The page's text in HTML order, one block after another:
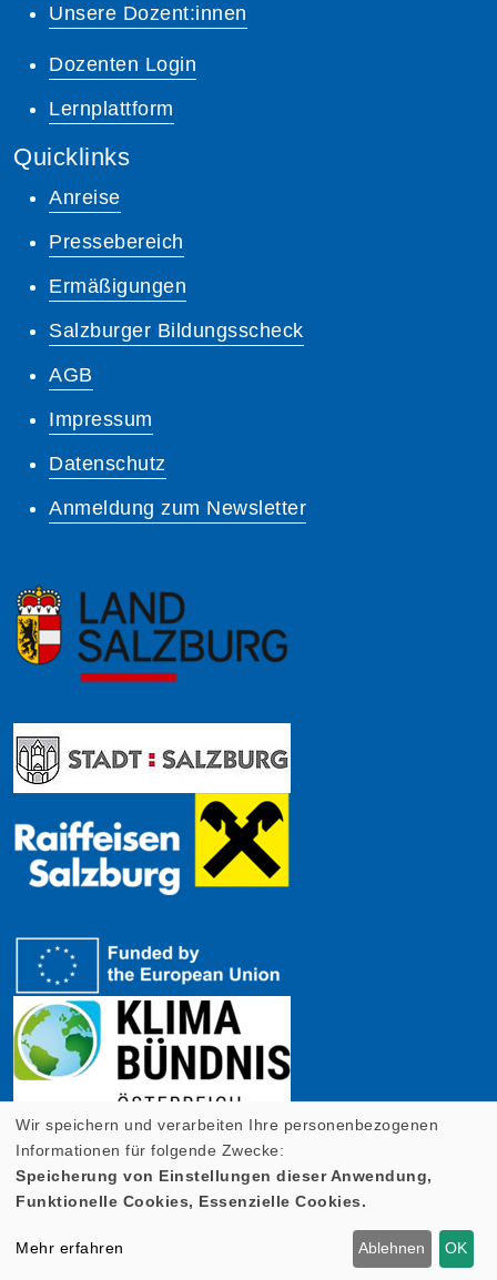
Unsere Dozent:innen
Dozenten Login
Lernplattform
Quicklinks
Anreise
Pressebereich
Ermäßigungen
Salzburger Bildungsscheck
AGB
Impressum
Datenschutz
Anmeldung zum Newsletter
Cookie Einstellungen
Wir speichern und verarbeiten Ihre personenbezogenen
Informationen für folgende Zwecke:
Speicherung von Einstellungen dieser Anwendung,
Funktionelle Cookies, Essenzielle Cookies.
Mehr erfahren Ablehnen OK